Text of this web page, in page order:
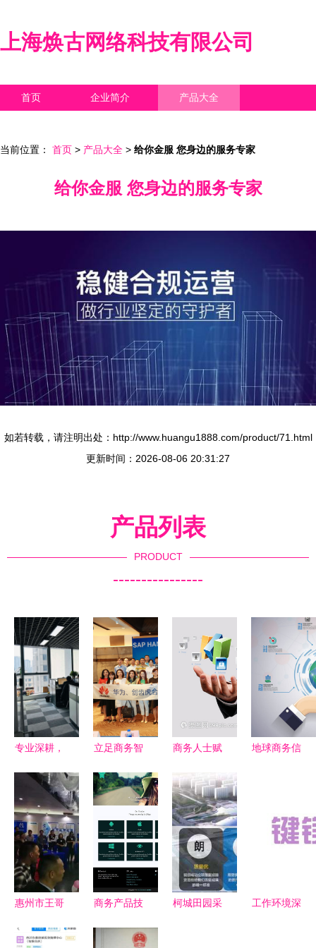
上海焕古网络科技有限公司
首页 企业简介 产品大全
当前位置： 首页 > 产品大全 > 给你金服 您身边的服务专家
给你金服 您身边的服务专家
如若转载，请注明出处：http://www.huangu1888.com/product/71.html
更新时间：2026-08-06 20:31:27
产品列表
PRODUCT
----------------
专业深耕，
青岛鼎铖融
信商务信息
咨询与企业
管理咨询的
前瞻思考
立足商务智
据中挖掘企
业价值——
SAP HANA
创新解决方
案（深圳）
研讨会商务
商务人士赋
代企业管理
咨询的智慧
实践
地球商务信
值
惠州市王哥
划
商务产品技
板免费下载
柯城田园采
工作环境深